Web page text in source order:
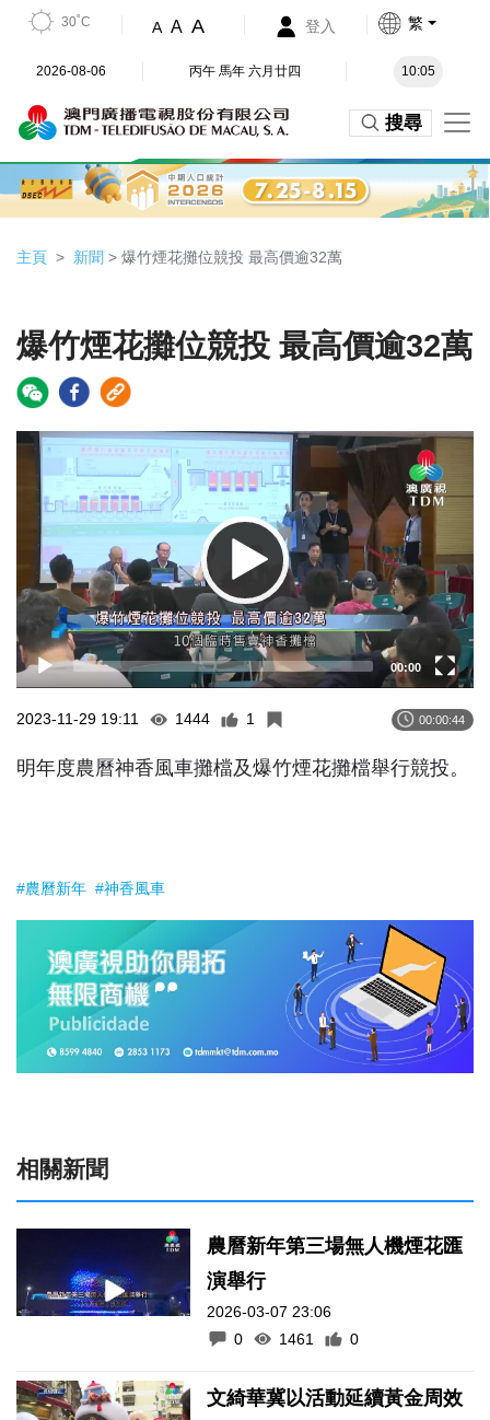
30˚C A A A 登入 繁
2026-08-06 丙午 馬年 六月廿四 10:05
搜尋
主頁 新聞 > 爆竹煙花攤位競投 最高價逾32萬
爆竹煙花攤位競投 最高價逾32萬
Video
00:00
2023-11-29 19:11 1444 1 00:00:44
明年度農曆神香風車攤檔及爆竹煙花攤檔舉行競投。
#農曆新年 #神香風車
相關新聞
農曆新年第三場無人機煙花匯
演舉行
2026-03-07 23:06
0
1461 0
文綺華冀以活動延續黃金周效